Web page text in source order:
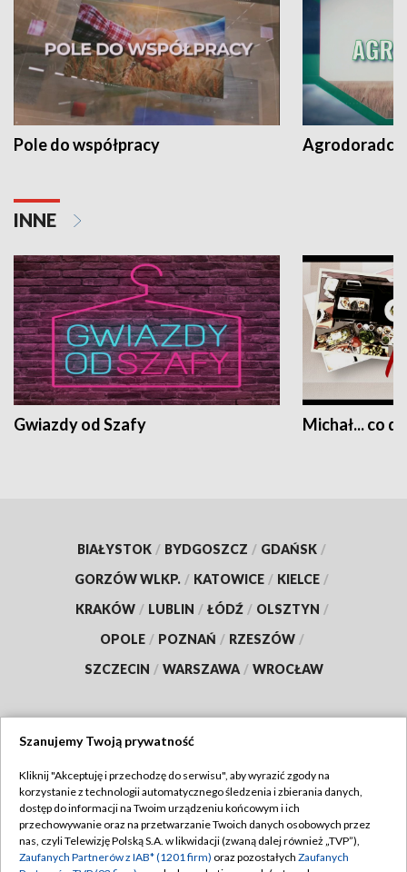
Pole do współpracy Agrodoradcy
INNE
Gwiazdy od Szafy Michał... co
BIAŁYSTOK / BYDGOSZCZ / GDAŃSK /
GORZÓW WLKP. / KATOWICE / KIELCE /
KRAKÓW / LUBLIN / ŁÓDŹ / OLSZTYN /
OPOLE / POZNAŃ / RZESZÓW /
SZCZECIN / WARSZAWA / WROCŁAW
TVP
Abonament TVP
Emisja w TVP
Regulamin TVP
Polityka prywatności
Szanujemy Twoją prywatność
Kliknij "Akceptuję i przechodzę do serwisu", aby wyrazić zgody na
korzystanie z technologii automatycznego śledzenia i zbierania danych,
dostęp do informacji na Twoim urządzeniu końcowym i ich
przechowywanie oraz na przetwarzanie Twoich danych osobowych przez
nas, czyli Telewizję Polską S.A. w likwidacji (zwaną dalej również „TVP”),
Zaufanych Partnerów z IAB* (1201 firm) oraz pozostałych Zaufanych